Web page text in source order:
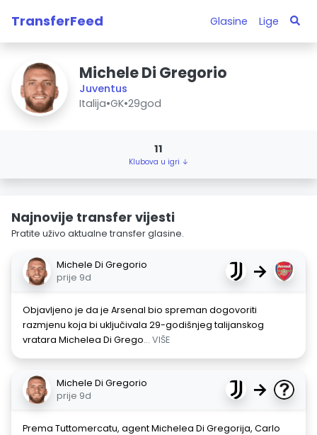
TransferFeed Glasine Lige
Michele Di Gregorio
Juventus
Italija•GK•29god
11
Klubova u igri ↓
Najnovije transfer vijesti
Pratite uživo aktualne transfer glasine.
Michele Di Gregorio
prije 9d
→
Objavljeno je da je Arsenal bio spreman dogovoriti
razmjenu koja bi uključivala 29-godišnjeg talijanskog
vratara Michelea Di Grego... VIŠE
Michele Di Gregorio
prije 9d
→
Prema Tuttomercatu, agent Michelea Di Gregorija, Carlo